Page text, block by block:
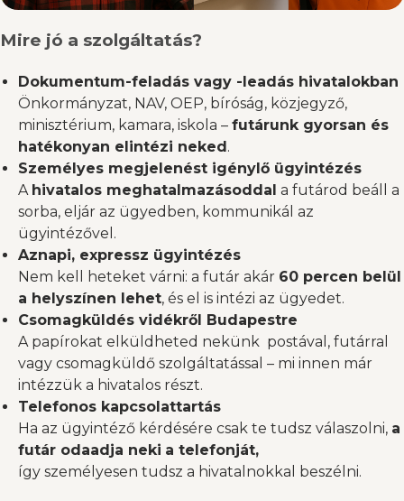
Mire jó a szolgáltatás?
Dokumentum-feladás vagy -leadás hivatalokban
Önkormányzat, NAV, OEP, bíróság, közjegyző,
minisztérium, kamara, iskola – futárunk gyorsan és
hatékonyan elintézi neked.
Személyes megjelenést igénylő ügyintézés
A hivatalos meghatalmazásoddal a futárod beáll a
sorba, eljár az ügyedben, kommunikál az
ügyintézővel.
Aznapi, expressz ügyintézés
Nem kell heteket várni: a futár akár 60 percen belül
a helyszínen lehet, és el is intézi az ügyedet.
Csomagküldés vidékről Budapestre
A papírokat elküldheted nekünk postával, futárral
vagy csomagküldő szolgáltatással – mi innen már
intézzük a hivatalos részt.
Telefonos kapcsolattartás
Ha az ügyintéző kérdésére csak te tudsz válaszolni, a
futár odaadja neki a telefonját,
így személyesen tudsz a hivatalnokkal beszélni.